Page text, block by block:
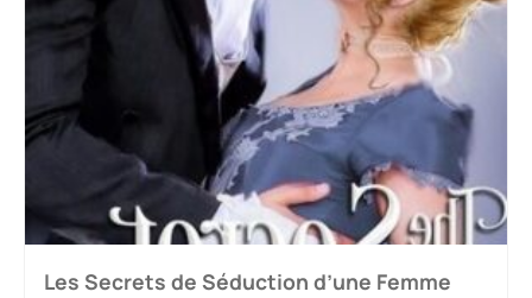
Les Secrets de Séduction d’une Femme